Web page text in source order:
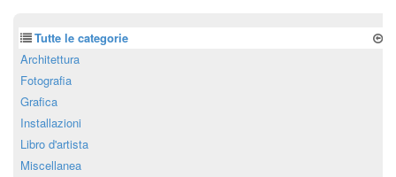
Tutte le categorie
Architettura
Fotografia
Grafica
Installazioni
Libro d'artista
Miscellanea